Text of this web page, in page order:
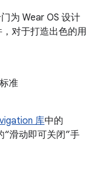
为 Wear OS 设计
对于打造出色的用
准
库中的
“滑动即可关闭”手